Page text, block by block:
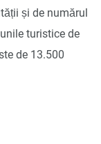
și de numărul
turistice de
de 13.500